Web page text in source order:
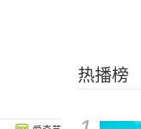
热播榜